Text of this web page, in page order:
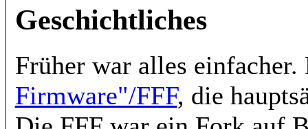
Geschichtliches
Früher war alles
Firmware"/FFF, die